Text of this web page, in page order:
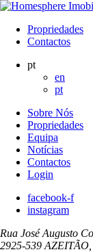
Propriedades
Contactos
pt
en
pt
Sobre Nós
Propriedades
Equipa
Notícias
Contactos
Login
facebook-f
instagram
Rua José Augusto
2925-539